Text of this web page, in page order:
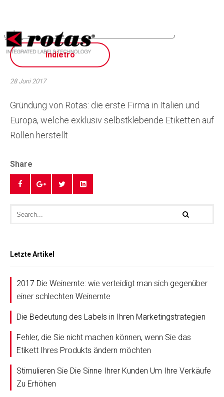
Indietro
28 Juni 2017
Gründung von Rotas: die erste Firma in Italien und
Europa, welche exklusiv selbstklebende Etiketten auf
Rollen herstellt
Share
Letzte Artikel
2017 Die Weinernte: wie verteidigt man sich gegenüber
einer schlechten Weinernte
Die Bedeutung des Labels in Ihren Marketingstrategien
Fehler, die Sie nicht machen können, wenn Sie das
Etikett Ihres Produkts ändern möchten
Stimulieren Sie Die Sinne Ihrer Kunden Um Ihre Verkäufe
Zu Erhöhen
Hinweis bei Erhebung